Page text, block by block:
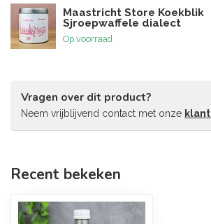
Maastricht Store Koekblik
Sjroepwaffele dialect
Op voorraad
Vragen over dit product?
Neem vrijblijvend contact met onze
Recent bekeken